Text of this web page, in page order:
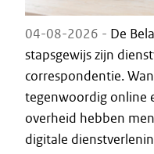
04-08-2026 - De
stapsgewijs zijn
correspondentie.
tegenwoordig online
overheid hebben
digitale